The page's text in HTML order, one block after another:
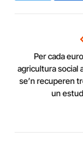
Per cada
agricultura social
se’n recuperen
un